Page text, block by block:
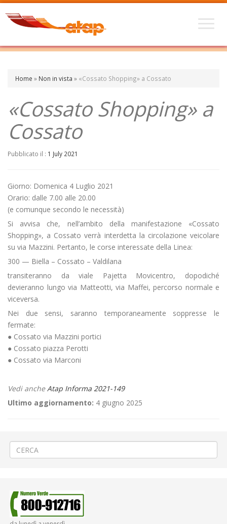
Home » Non in vista » «Cossato Shopping» a Cossato
«Cossato Shopping» a
Cossato
Pubblicato il : 1 July 2021
Giorno: Domenica 4 Luglio 2021
Orario: dalle 7.00 alle 20.00
(e comunque secondo le necessità)
Si avvisa che, nell’ambito della manifestazione «Cossato
Shopping», a Cossato verrà interdetta la circolazione veicolare
su via Mazzini. Pertanto, le corse interessate della Linea:
300 — Biella – Cossato – Valdilana
transiteranno da viale Pajetta Movicentro, dopodiché
devieranno lungo via Matteotti, via Maffei, percorso normale e
viceversa.
Nei due sensi, saranno temporaneamente soppresse le
fermate:
● Cossato via Mazzini portici
● Cossato piazza Perotti
● Cossato via Marconi
Vedi ancheAtap Informa 2021-149
Ultimo aggiornamento: 4 giugno 2025